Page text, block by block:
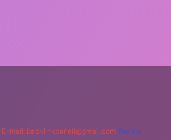
E-mail: backlinkpaneli@gmail.com Teams: